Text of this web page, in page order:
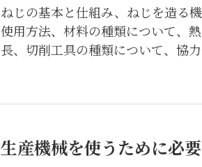
ねじの基本と仕組み、ねじを造る
使用方法、材料の種類について、
長、切削工具の種類について、協
生産機械を使うために必